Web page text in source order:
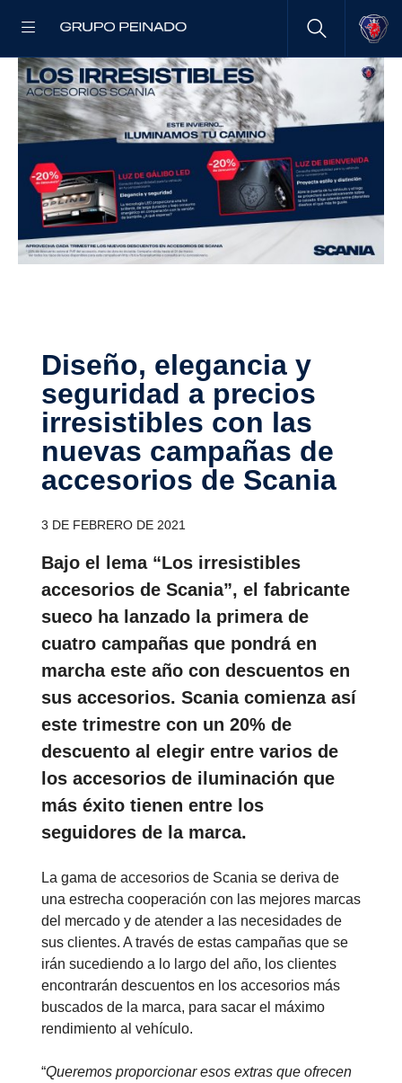
Diseño, elegancia y
seguridad a precios
irresis­ti­bles con las
nuevas campañas de
acceso­rios de Scania
3 DE FEBRERO DE 2021
Bajo el lema “Los irresistibles
accesorios de Scania”, el fabricante
sueco ha lanzado la primera de
cuatro campañas que pondrá en
marcha este año con descuentos en
sus accesorios. Scania comienza así
este trimestre con un 20% de
descuento al elegir entre varios de
los accesorios de iluminación que
más éxito tienen entre los
seguidores de la marca.
La gama de accesorios de Scania se deriva de
una estrecha cooperación con las mejores marcas
del mercado y de atender a las necesidades de
sus clientes. A través de estas campañas que se
irán sucediendo a lo largo del año, los clientes
encontrarán descuentos en los accesorios más
buscados de la marca, para sacar el máximo
rendimiento al vehículo.
“Queremos proporcionar esos extras que ofrecen